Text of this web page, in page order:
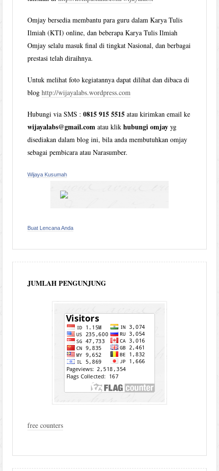
Omjay bersedia membantu para guru dalam Karya Tulis
Ilmiah (KTI) online, dan beberapa Karya Tulis Ilmiah
Omjay selalu masuk final di tingkat Nasional, dan berbagai
prestasi telah diraihnya.
Untuk melihat foto kegiatannya dapat dilihat dan dibaca di
bloghttp://wijayalabs.wordpress.com
Hubungi via SMS :0815 915 5515 atau kirimkan email ke
wijayalabs@gmail.com atau klikhubungi omjay yg
disediakan dalam blog ini, bila anda membutuhkan omjay
sebagai pembicara atau Narasumber.
Wijaya Kusumah
Buat Lencana Anda
JUMLAH PENGUNJUNG
free counters